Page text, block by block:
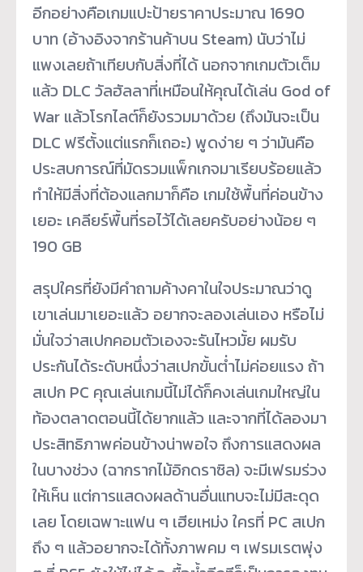
อีกอย่างคือเกมแปะป้ายราคาประมาณ 1690
บาท (อ้างอิงจากร้านค้าบน Steam) นับว่าไม่
แพงเลยถ้าเทียบกับสิ่งที่ได้ นอกจากเกมตัวเต็ม
แล้ว DLC วัลฮัลลาที่เหมือนให้คุณได้เล่น God of
War แล้วโรกไลต์ก็ยังรวมมาด้วย (ถึงมันจะเป็น
DLC ฟรีตั้งแต่แรกก็เถอะ) พูดง่าย ๆ ว่ามันคือ
ประสบการณ์ที่มัดรวมแพ็กเกจมาเรียบร้อยแล้ว
ทำให้มีสิ่งที่ต้องแลกมาก็คือ เกมใช้พื้นที่ค่อนข้าง
เยอะ เคลียร์พื้นที่รอไว้ได้เลยครับอย่างน้อย ๆ
190 GB
สรุปใครที่ยังมีคำถามค้างคาในใจประมาณว่าดู
เขาเล่นมาเยอะแล้ว อยากจะลองเล่นเอง หรือไม่
มั่นใจว่าสเปกคอมตัวเองจะรันไหวมั้ย ผมรับ
ประกันได้ระดับหนึ่งว่าสเปกขั้นต่ำไม่ค่อยแรง ถ้า
สเปก PC คุณเล่นเกมนี้ไม่ได้ก็คงเล่นเกมใหญ่ใน
ท้องตลาดตอนนี้ได้ยากแล้ว และจากที่ได้ลองมา
ประสิทธิภาพค่อนข้างน่าพอใจ ถึงการแสดงผล
ในบางช่วง (ฉากรากไม้อิกดราซิล) จะมีเฟรมร่วง
ให้เห็น แต่การแสดงผลด้านอื่นแทบจะไม่มีสะดุด
เลย โดยเฉพาะแฟน ๆ เฮียเหม่ง ใครที่ PC สเปก
ถึง ๆ แล้วอยากจะได้ทั้งภาพคม ๆ เฟรมเรตพุ่ง